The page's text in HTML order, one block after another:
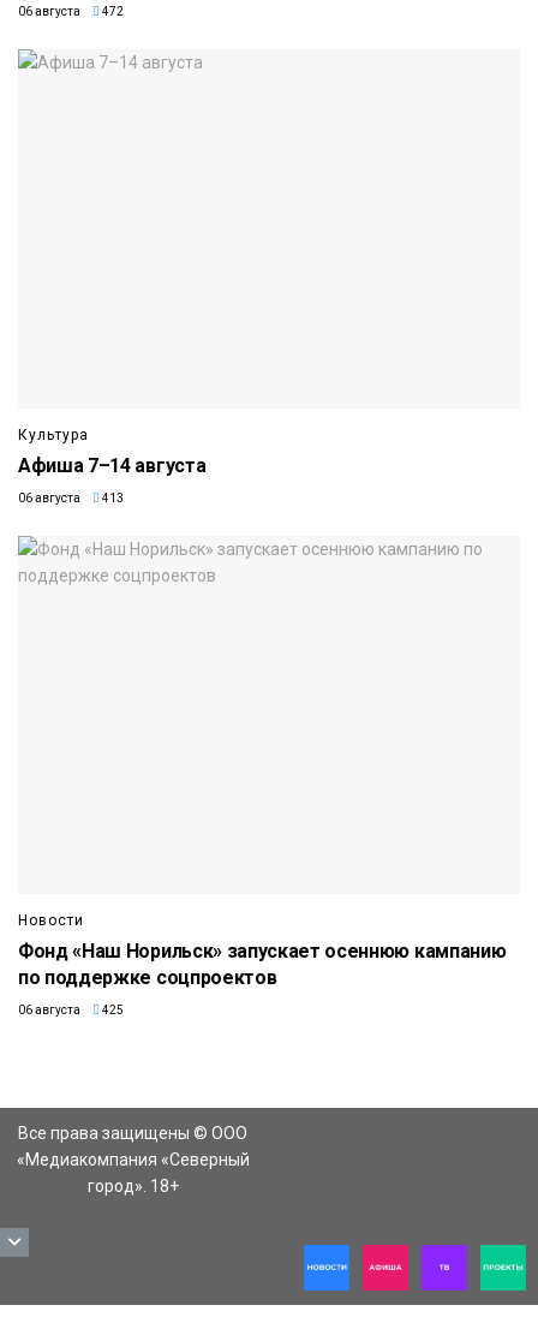
06 августа 472
Культура
Афиша 7–14 августа
06 августа 413
Новости
Фонд «Наш Норильск» запускает осеннюю кампанию
по поддержке соцпроектов
06 августа 425
Все права защищены © ООО
«Медиакомпания «Северный
город». 18+